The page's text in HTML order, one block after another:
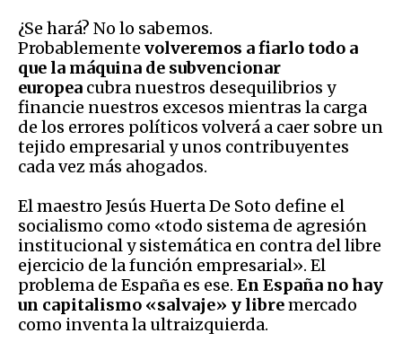
¿Se hará? No lo sabemos.
Probablemente volveremos a fiarlo todo a
que la máquina de subvencionar
europea cubra nuestros desequilibrios y
financie nuestros excesos mientras la carga
de los errores políticos volverá a caer sobre un
tejido empresarial y unos contribuyentes
cada vez más ahogados.
El maestro Jesús Huerta De Soto define el
socialismo como «todo sistema de agresión
institucional y sistemática en contra del libre
ejercicio de la función empresarial». El
problema de España es ese. En España no hay
un capitalismo «salvaje» y libremercado
como inventa la ultraizquierda.